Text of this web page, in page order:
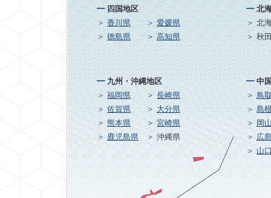
九州・沖縄地区
福岡県
長崎県
佐賀県
大分県
熊本県
宮崎県
鹿児島県
沖縄県
北
北
秋
中
鳥
島
岡
広
山
四国地区
香川県
愛媛県
徳島県
高知県